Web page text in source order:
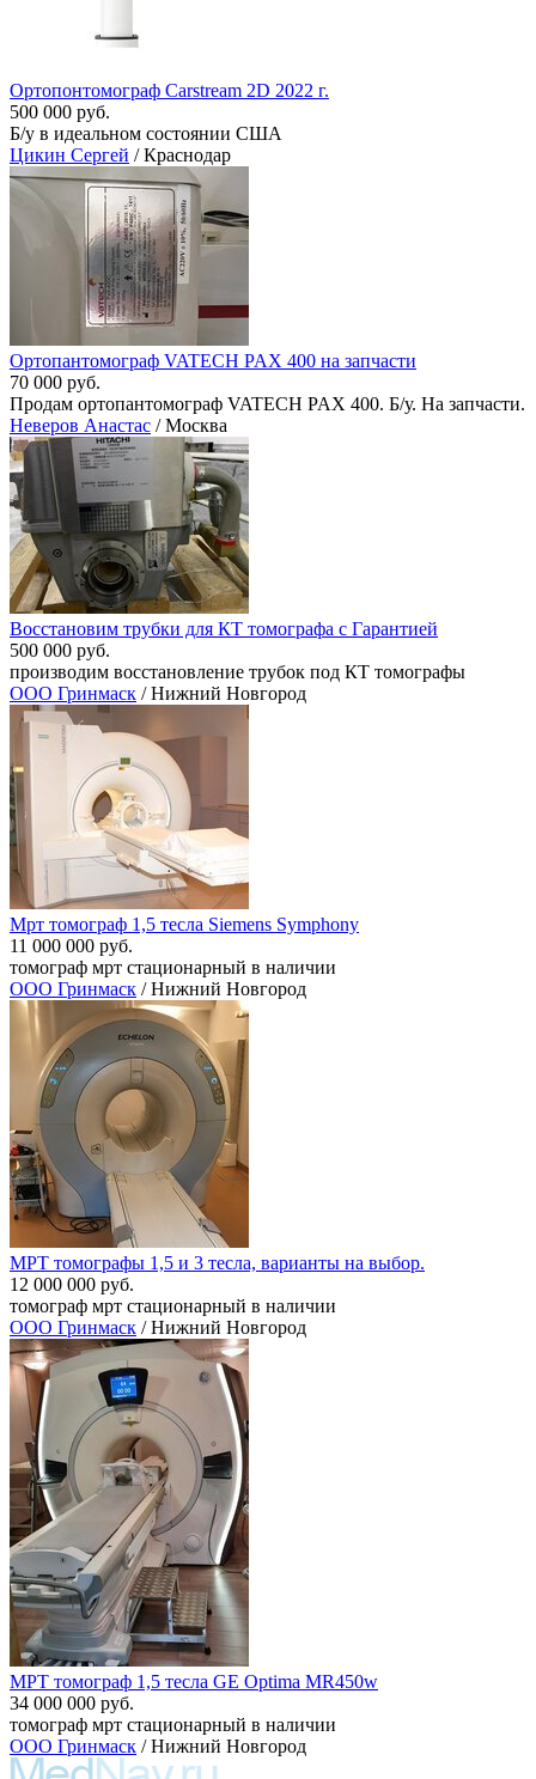
Ортопонтомограф Carstream 2D 2022 г.
500 000 руб.
Б/у в идеальном состоянии США
Цикин Сергей / Краснодар
Ортопантомограф VATECH PAX 400 на запчасти
70 000 руб.
Продам ортопантомограф VATECH PAX 400. Б/у. На запчасти.
Неверов Анастас / Москва
Восстановим трубки для КТ томографа с Гарантией
500 000 руб.
производим восстановление трубок под КТ томографы
ООО Гринмаск / Нижний Новгород
Мрт томограф 1,5 тесла Siemens Symphony
11 000 000 руб.
томограф мрт стационарный в наличии
ООО Гринмаск / Нижний Новгород
МРТ томографы 1,5 и 3 тесла, варианты на выбор.
12 000 000 руб.
томограф мрт стационарный в наличии
ООО Гринмаск / Нижний Новгород
МРТ томограф 1,5 тесла GE Optima MR450w
34 000 000 руб.
томограф мрт стационарный в наличии
ООО Гринмаск / Нижний Новгород